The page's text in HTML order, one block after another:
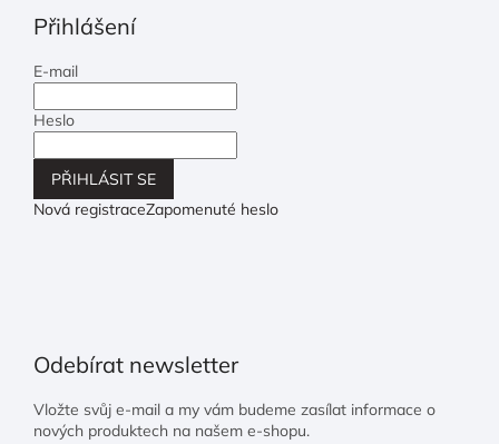
Přihlášení
E-mail
Heslo
PŘIHLÁSIT SE
Nová registraceZapomenuté heslo
Odebírat newsletter
Vložte svůj e-mail a my vám budeme zasílat informace o
nových produktech na našem e-shopu.